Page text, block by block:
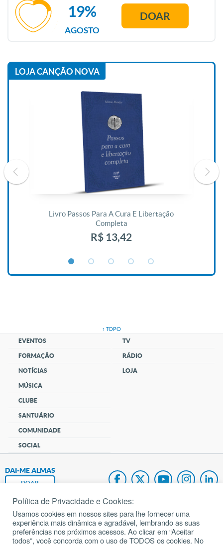
AGOSTO
19% DOAR
LOJA CANÇÃO NOVA
Livro Passos Para A Cura E Libertação
Completa
R$ 13,42
↑ TOPO
EVENTOS
FORMAÇÃO
NOTÍCIAS
MÚSICA
CLUBE
SANTUÁRIO
COMUNIDADE
SOCIAL
TV
RÁDIO
LOJA
DAI-ME ALMAS
DOAR
Fundação João Paulo II
Pedido de Oração
Política de Privacidade e Cookies:
Usamos cookies em nossos sites para lhe fornecer uma
experiência mais dinâmica e agradável, lembrando as suas
preferências nos próximos acessos. Ao clicar em “Aceitar
todos”, você concorda com o uso de TODOS os cookies. No